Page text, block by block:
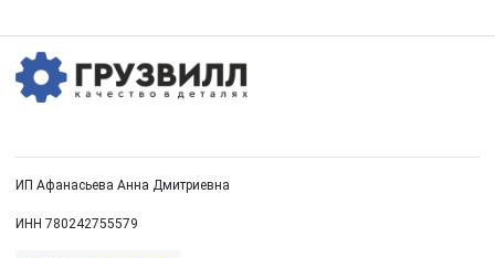
ИП Афанасьева Анна Дмитриевна
ИНН 780242755579